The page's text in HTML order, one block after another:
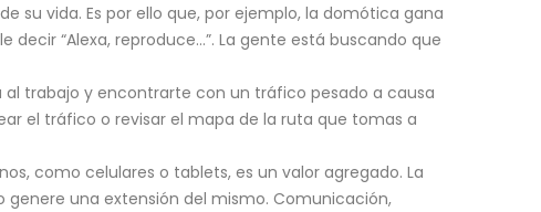
su vida. Es por ello que, por ejemplo, la domótica gana
“Alexa, reproduce…”. La gente está buscando que
trabajo y encontrarte con un tráfico pesado a causa
el tráfico o revisar el mapa de la ruta que tomas a
como celulares o tablets, es un valor agregado. La
una extensión del mismo. Comunicación,